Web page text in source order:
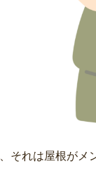
それは屋根が